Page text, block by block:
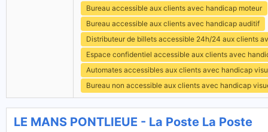
Bureau accessible aux clients avec handicap moteur
Bureau accessible aux clients avec handicap auditif
Distributeur de billets accessible 24h/24 aux clients
Espace confidentiel accessible aux clients avec
Automates accessibles aux clients avec handicap
Bureau non accessible aux clients avec handicap
LE MANS PONTLIEUE - La Poste La Poste